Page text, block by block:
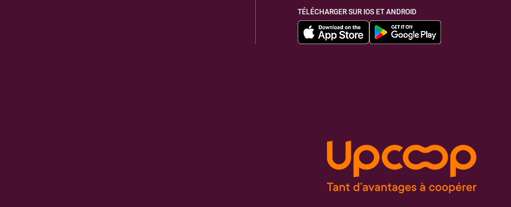
TÉLÉCHARGER SUR IOS ET ANDROID